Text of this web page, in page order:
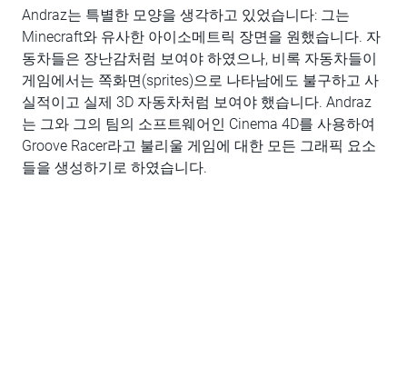
Andraz는 특별한 모양을 생각하고 있었습니다: 그는
Minecraft와 유사한 아이소메트릭 장면을 원했습니다. 자
동차들은 장난감처럼 보여야 하였으나, 비록 자동차들이
게임에서는 쪽화면(sprites)으로 나타남에도 불구하고 사
실적이고 실제 3D 자동차처럼 보여야 했습니다. Andraz
는 그와 그의 팀의 소프트웨어인 Cinema 4D를 사용하여
Groove Racer라고 불리울 게임에 대한 모든 그래픽 요소
들을 생성하기로 하였습니다.